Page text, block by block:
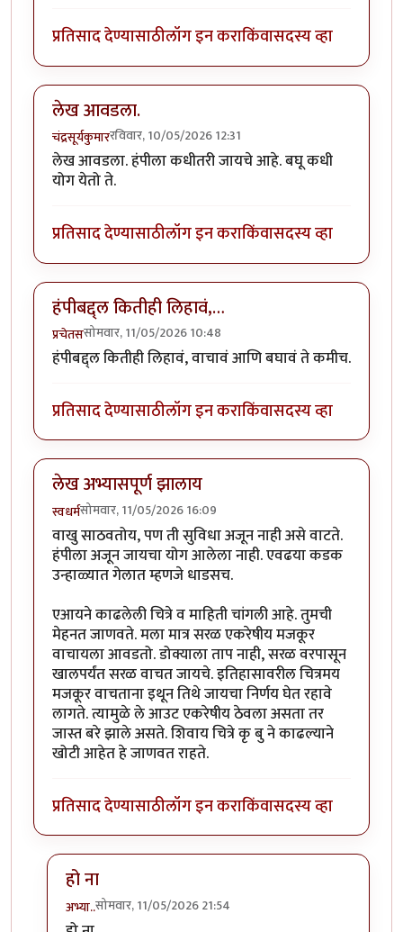
प्रतिसाद देण्यासाठीलॉग इन कराकिंवासदस्य व्हा
लेख आवडला.
चंद्रसूर्यकुमाररविवार, 10/05/2026 12:31
लेख आवडला. हंपीला कधीतरी जायचे आहे. बघू कधी
योग येतो ते.
प्रतिसाद देण्यासाठीलॉग इन कराकिंवासदस्य व्हा
हंपीबद्द्ल कितीही लिहावं,…
प्रचेतससोमवार, 11/05/2026 10:48
हंपीबद्द्ल कितीही लिहावं, वाचावं आणि बघावं ते कमीच.
प्रतिसाद देण्यासाठीलॉग इन कराकिंवासदस्य व्हा
लेख अभ्यासपूर्ण झालाय
स्वधर्मसोमवार, 11/05/2026 16:09
वाखु साठवतोय, पण ती सुविधा अजून नाही असे वाटते.
हंपीला अजून जायचा योग आलेला नाही. एवढया कडक
उन्हाळ्यात गेलात म्हणजे धाडसच.
एआयने काढलेली चित्रे व माहिती चांगली आहे. तुमची
मेहनत जाणवते. मला मात्र सरळ एकरेषीय मजकूर
वाचायला आवडतो. डोक्याला ताप नाही, सरळ वरपासून
खालपर्यंत सरळ वाचत जायचे. इतिहासावरील चित्रमय
मजकूर वाचताना इथून तिथे जायचा निर्णय घेत रहावे
लागते. त्यामुळे ले आउट एकरेषीय ठेवला असता तर
जास्त बरे झाले असते. शिवाय चित्रे कृ बु ने काढल्याने
खोटी आहेत हे जाणवत राहते.
प्रतिसाद देण्यासाठीलॉग इन कराकिंवासदस्य व्हा
हो ना
अभ्या..सोमवार, 11/05/2026 21:54